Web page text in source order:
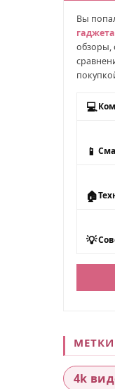
Вы
обзоры,
💻
📱
🏠
💡
МЕТКИ
4k